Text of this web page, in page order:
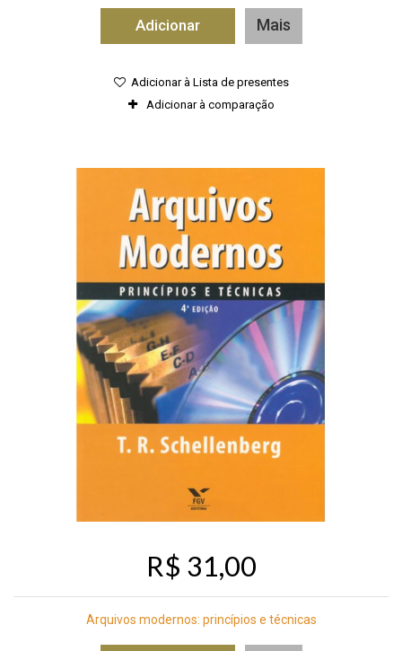
Adicionar Mais
Adicionar à Lista de presentes
Adicionar à comparação
R$ 31,00
Arquivos modernos: princípios e técnicas